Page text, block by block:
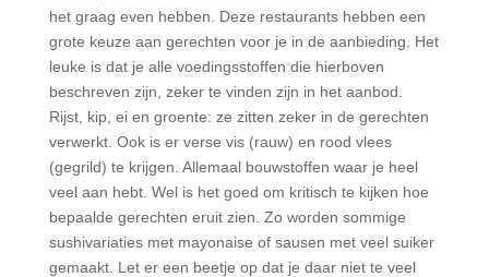
het graag even hebben. Deze restaurants hebben een
grote keuze aan gerechten voor je in de aanbieding. Het
leuke is dat je alle voedingsstoffen die hierboven
beschreven zijn, zeker te vinden zijn in het aanbod.
Rijst, kip, ei en groente: ze zitten zeker in de gerechten
verwerkt. Ook is er verse vis (rauw) en rood vlees
(gegrild) te krijgen. Allemaal bouwstoffen waar je heel
veel aan hebt. Wel is het goed om kritisch te kijken hoe
bepaalde gerechten eruit zien. Zo worden sommige
sushivariaties met mayonaise of sausen met veel suiker
gemaakt. Let er een beetje op dat je daar niet te veel